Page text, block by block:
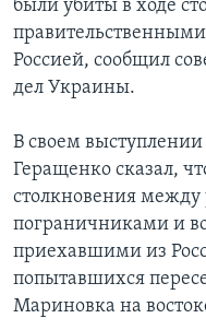
были убиты в ходе
Россией, сообщил
дел Украины.
В своем
Геращенко сказал,
столкновения
пограничниками и
приехавшими из
попытавшихся
Мариновка на